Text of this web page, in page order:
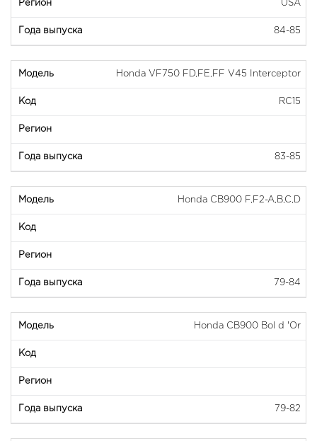
USA
84-85
Honda VF750 FD,FE,FF V45 Interceptor
RC15
83-85
Honda CB900 F,F2-A,B,C,D
79-84
Honda CB900 Bol d 'Or
79-82